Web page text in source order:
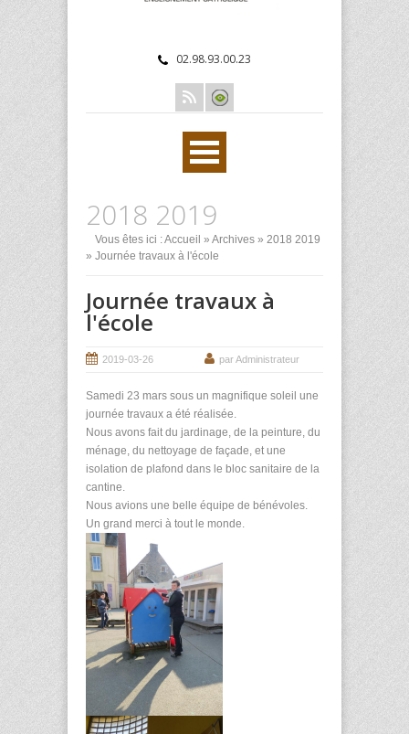
02.98.93.00.23
2018 2019
Vous êtes ici :Accueil » Archives » 2018 2019
» Journée travaux à l'école
Journée travaux à
l'école
2019-03-26 par Administrateur
Samedi 23 mars sous un magnifique soleil une
journée travaux a été réalisée.
Nous avons fait du jardinage, de la peinture, du
ménage, du nettoyage de façade, et une
isolation de plafond dans le bloc sanitaire de la
cantine.
Nous avions une belle équipe de bénévoles.
Un grand merci à tout le monde.